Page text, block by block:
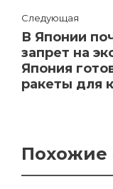
Следующая
В Японии
запрет на
Япония
ракеты для
Похожие